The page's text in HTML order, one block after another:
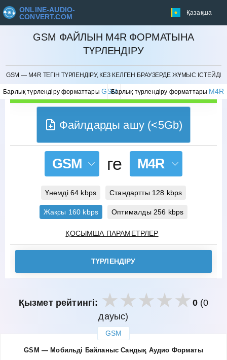
ONLINE-AUDIO-
CONVERT.COM
Қазақша
GSM ФАЙЛЫН M4R ФОРМАТЫНА
ТҮРЛЕНДІРУ
GSM — M4R ТЕГІН ТҮРЛЕНДІРУ, КЕЗ КЕЛГЕН БРАУЗЕРДЕ ЖҰМЫС ІСТЕЙДІ
Барлық түрлендіру форматтары GSMБарлық түрлендіру форматтары M4R
БОЛДЫРМАУ
Файлдарды ашу (<5Gb)
GSM ге M4R
Үнемді 64 kbps Стандартты 128 kbps
Жақсы 160 kbps Оптималды 256 kbps
ҚОСЫМША ПАРАМЕТРЛЕР
ТҮРЛЕНДІРУ
Қызмет рейтингі: 0(0
дауыс)
GSM
GSM — Мобильді Байланыс Сандық Аудио Форматы